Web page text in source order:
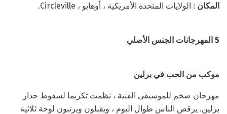
المكان : الولايات المتحدة الأمريكية ، أوهايو ، Circleville.
5 المهرجانات الجنس الأصلي
موكب من الحب في برلين
مهرجان ضخم للموسيقى الفنية ، نظمت تكريما لسقوط جدار
برلين. يرقص الناس طوال اليوم ، ويقبلون ويرتبون لوحة ثلاثية